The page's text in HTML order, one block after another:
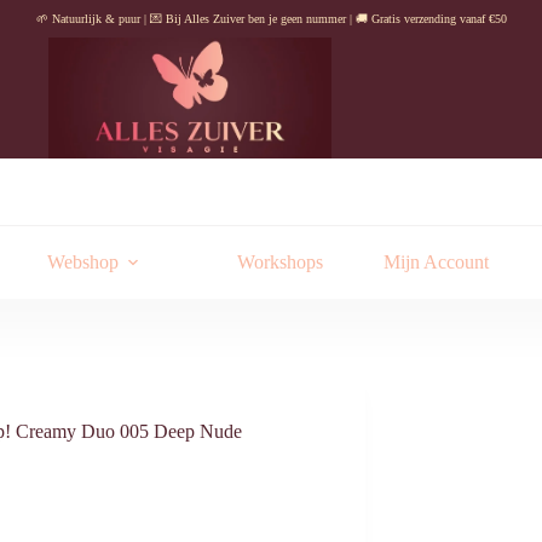
🌱 Natuurlijk & puur | 💌 Bij Alles Zuiver ben je geen nummer | 🚚 Gratis verzending vanaf €50
Webshop Workshops Mijn Account
Creamy Duo 005 Deep Nude